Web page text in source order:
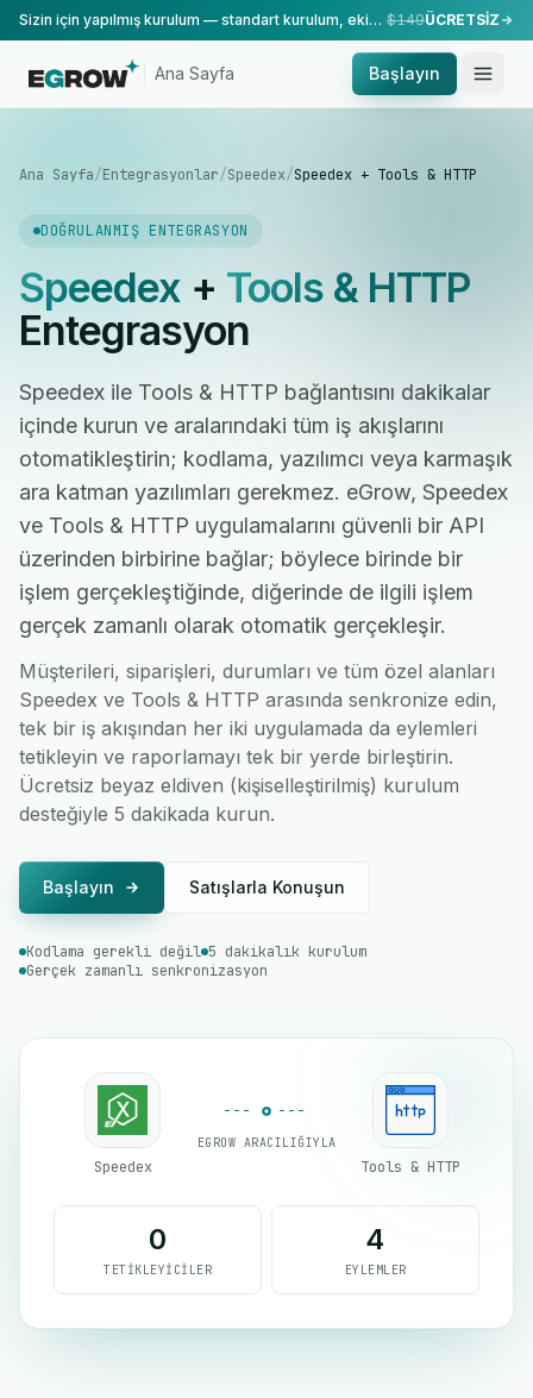
Sizin için yapılmış kurulum — standart kurulum, ekibimiz tarafından yapılır. $149ÜCRETSİZ
Ana Sayfa Başlayın
Ana Sayfa/Entegrasyonlar/Speedex/Speedex + Tools & HTTP
DOĞRULANMIŞ ENTEGRASYON
Speedex+ Tools & HTTP
Entegrasyon
Speedex ile Tools & HTTP bağlantısını dakikalar
içinde kurun ve aralarındaki tüm iş akışlarını
otomatikleştirin; kodlama, yazılımcı veya karmaşık
ara katman yazılımları gerekmez. eGrow, Speedex
ve Tools & HTTP uygulamalarını güvenli bir API
üzerinden birbirine bağlar; böylece birinde bir
işlem gerçekleştiğinde, diğerinde de ilgili işlem
gerçek zamanlı olarak otomatik gerçekleşir.
Müşterileri, siparişleri, durumları ve tüm özel alanları
Speedex ve Tools & HTTP arasında senkronize edin,
tek bir iş akışından her iki uygulamada da eylemleri
tetikleyin ve raporlamayı tek bir yerde birleştirin.
Ücretsiz beyaz eldiven (kişiselleştirilmiş) kurulum
desteğiyle 5 dakikada kurun.
Başlayın Satışlarla Konuşun
Kodlama gerekli değil 5 dakikalık kurulum
Gerçek zamanlı senkronizasyon
Speedex
EGROW ARACILIĞIYLA
Tools & HTTP
0
TETIKLEYICILER
4
EYLEMLER